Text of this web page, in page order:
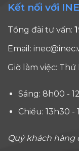
Kết nối với
Tổng đài tư vấn:
Email:
Giờ làm việc: Thứ
Sáng: 8h00 -
Chiều: 13h30 -
Quý khách hàng